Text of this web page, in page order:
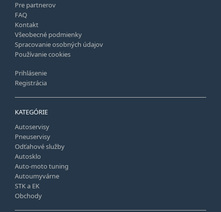
Pre partnerov
FAQ
Kontakt
Všeobecné podmienky
Spracovanie osobných údajov
Používanie cookies
Prihlásenie
Registrácia
KATEGÓRIE
Autoservisy
Pneuservisy
Odťahové služby
Autosklo
Auto-moto tuning
Autoumyvárne
STK a EK
Obchody